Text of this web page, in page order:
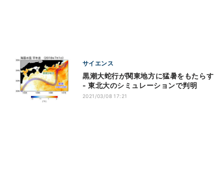
サイエンス
黒潮大蛇行が関東地方に猛暑をもたらす
- 東北大のシミュレーションで判明
2021/03/08 17:21